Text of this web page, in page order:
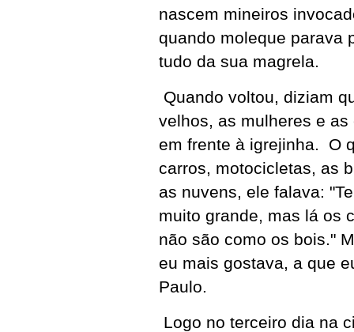
nascem mineiros
quando moleque parava
tudo da sua magrela.
Quando voltou, diziam
velhos, as mulheres e
em frente à igrejinha. O
carros, motocicletas, as
as nuvens, ele falava:
muito grande, mas lá os
não são como os bois."
eu mais gostava, a que
Paulo.
Logo no terceiro dia na